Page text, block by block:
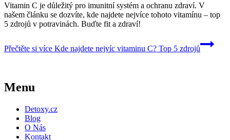
Vitamin C je důležitý pro imunitní systém a ochranu zdraví. V
našem článku se dozvíte, kde najdete nejvíce tohoto vitamínu – top
5 zdrojů v potravinách. Buďte fit a zdraví!
Přečtěte si více Kde najdete nejvíc vitaminu C? Top 5 zdrojů
Menu
Detoxy.cz
Blog
O Nás
Kontakt